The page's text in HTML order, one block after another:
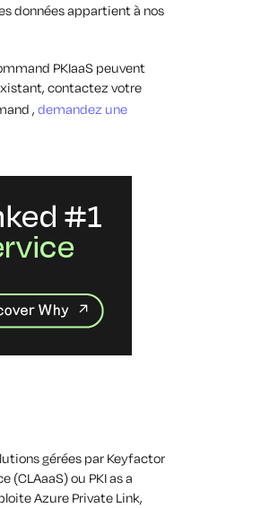
données appartient à nos
PKIaaS peuvent
contactez votre
, demandez une
gérées par Keyfactor
ou PKI as a
Azure Private Link,